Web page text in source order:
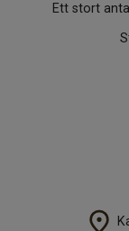
Ett stort